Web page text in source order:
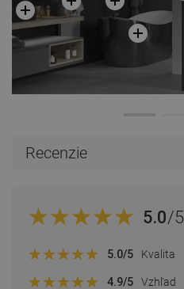
Recenzie
5.0/5
5.0/5 Kvalita
4.9/5 Vzhľad